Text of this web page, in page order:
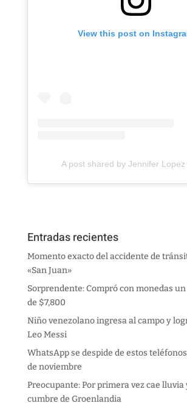
View this post on
A post shared by Jennifer Lopez
Entradas recientes
Momento exacto del accidente de
«San Juan»
Sorprendente: Compró con monedas
de $7,800
Niño venezolano ingresa al campo y
Leo Messi
WhatsApp se despide de estos
de noviembre
Preocupante: Por primera vez cae lluvia
cumbre de Groenlandia